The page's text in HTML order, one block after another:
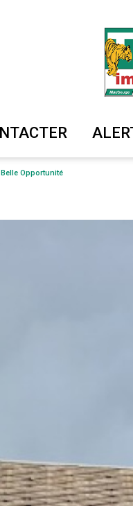
Opportunité